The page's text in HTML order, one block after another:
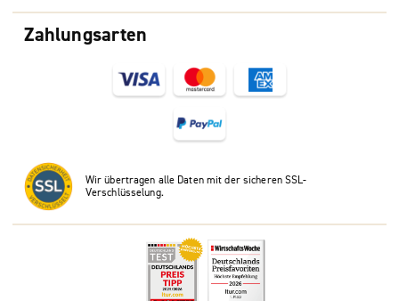
Zahlungsarten
Wir übertragen alle Daten mit der sicheren SSL-
Verschlüsselung.